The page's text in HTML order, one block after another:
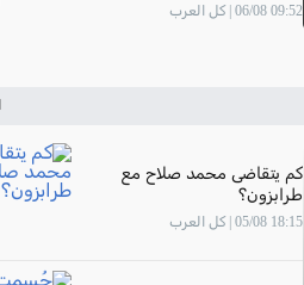
09:52 06/08 | كل العرب
كم يتقاضى محمد صلاح مع
طرابزون؟
18:15 05/08 | كل العرب